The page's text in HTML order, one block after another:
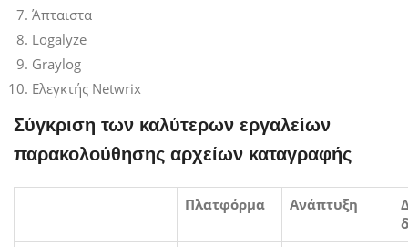
Άπταιστα
Logalyze
Graylog
Ελεγκτής Netwrix
Σύγκριση των καλύτερων εργαλείων
παρακολούθησης αρχείων καταγραφής
Πλατφόρμα Ανάπτυξη